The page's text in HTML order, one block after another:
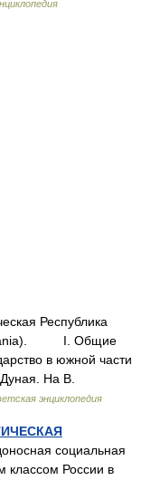
Республика
I. Общие
в южной части
На В.
энциклопедия
социальная
классом России в